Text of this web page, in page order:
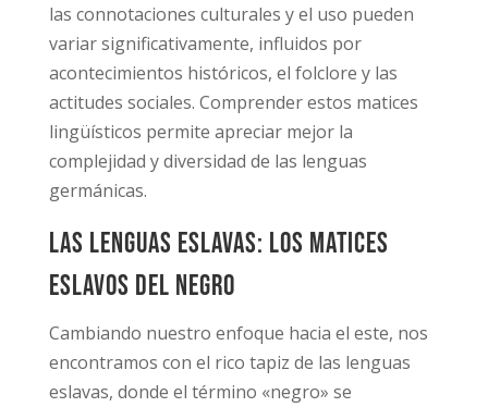
las connotaciones culturales y el uso pueden
variar significativamente, influidos por
acontecimientos históricos, el folclore y las
actitudes sociales. Comprender estos matices
lingüísticos permite apreciar mejor la
complejidad y diversidad de las lenguas
germánicas.
Las Lenguas Eslavas: Los matices
eslavos del negro
Cambiando nuestro enfoque hacia el este, nos
encontramos con el rico tapiz de las lenguas
eslavas, donde el término «negro» se